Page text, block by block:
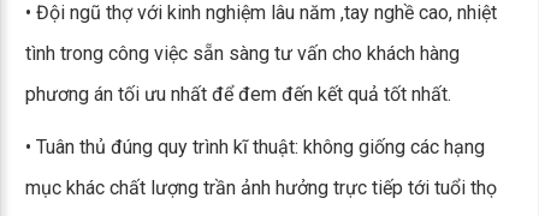
• Đội ngũ thợ với kinh nghiệm lâu năm ,tay nghề cao, nhiệt
tình trong công việc sẵn sàng tư vấn cho khách hàng
phương án tối ưu nhất để đem đến kết quả tốt nhất.
• Tuân thủ đúng quy trình kĩ thuật: không giống các hạng
mục khác chất lượng trần ảnh hưởng trực tiếp tới tuổi thọ